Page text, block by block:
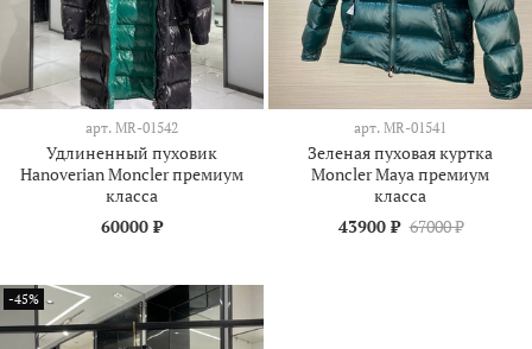
арт. MR-01542
Удлиненный пуховик
Hanoverian Moncler премиум
класса
60000 ₽
арт. MR-01541
Зеленая пуховая куртка
Moncler Maya премиум
класса
43900 ₽ 67000 ₽
-45%